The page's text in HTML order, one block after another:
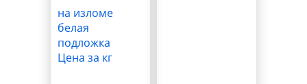
на изломе
белая
подложка
Цена за кг